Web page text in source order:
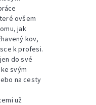
ovšem
jak
kov,
k profesi.
do své
svým
na cesty
už